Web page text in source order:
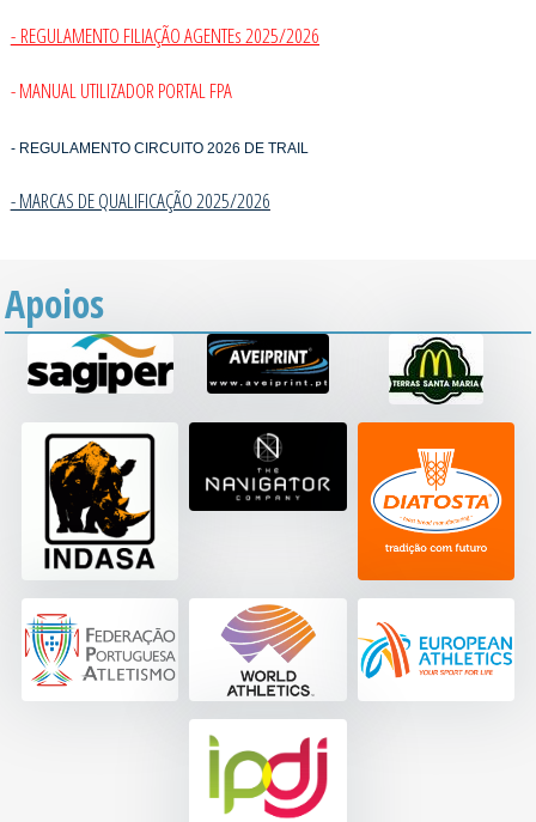
- REGULAMENTO FILIAÇÃO AGENTEs 2025/2026
- MANUAL UTILIZADOR PORTAL FPA
- REGULAMENTO CIRCUITO 2026 DE TRAIL
- MARCAS DE QUALIFICAÇÃO 2025/2026
Apoios